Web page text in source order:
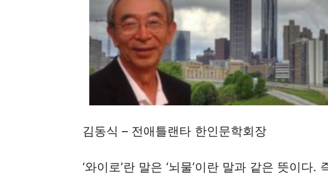
김동식 – 전애틀랜타 한인문학회장
‘와이로’란 말은 ‘뇌물’이란 말과 같은 뜻이다